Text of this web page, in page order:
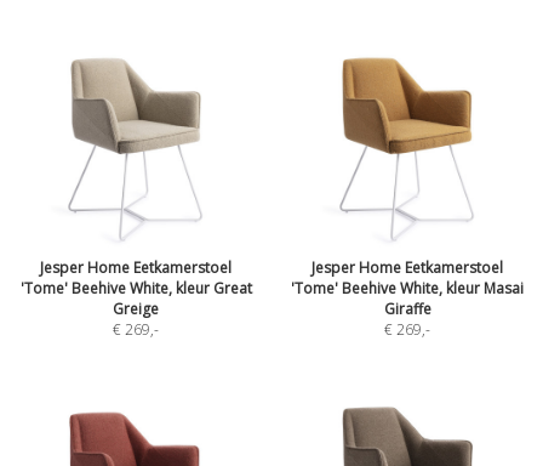
Jesper Home Eetkamerstoel
'Tome' Beehive White, kleur Great
Greige
€ 269,-
Jesper Home Eetkamerstoel
'Tome' Beehive White, kleur Masai
Giraffe
€ 269,-